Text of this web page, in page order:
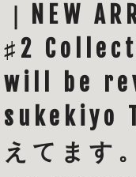
｜NEW
♯2
will be
sukekiyo
えてます。